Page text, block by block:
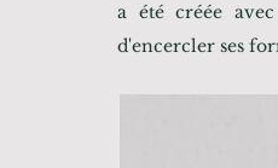
a été créée
d'encercler ses